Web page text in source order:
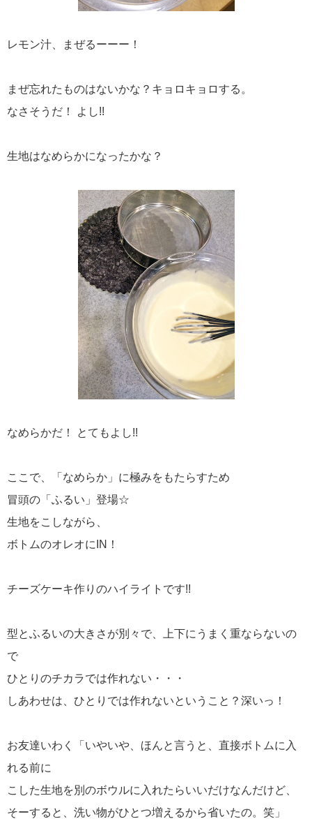
レモン汁、まぜるーーー！
まぜ忘れたものはないかな？キョロキョロする。
なさそうだ！ よし!!
生地はなめらかになったかな？
なめらかだ！ とてもよし!!
ここで、「なめらか」に極みをもたらすため
冒頭の「ふるい」登場☆
生地をこしながら、
ボトムのオレオにIN！
チーズケーキ作りのハイライトです!!
型とふるいの大きさが別々で、上下にうまく重ならないの
で
ひとりのチカラでは作れない・・・
しあわせは、ひとりでは作れないということ？深いっ！
お友達いわく「いやいや、ほんと言うと、直接ボトムに入
れる前に
こした生地を別のボウルに入れたらいいだけなんだけど、
そーすると、洗い物がひとつ増えるから省いたの。笑」